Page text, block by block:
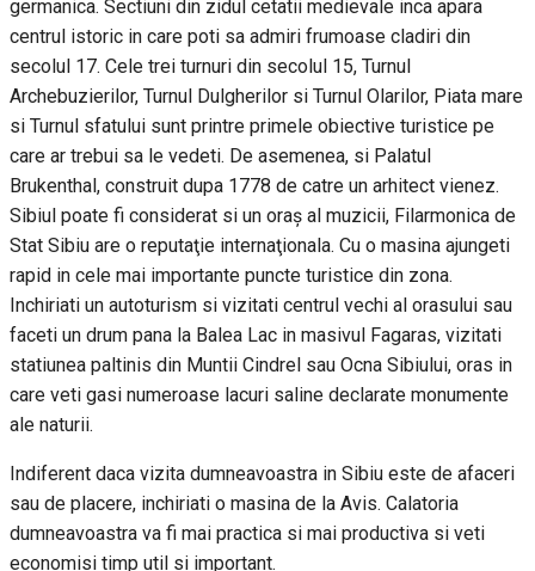
germanica. Sectiuni din zidul cetatii medievale inca apara
centrul istoric in care poti sa admiri frumoase cladiri din
secolul 17. Cele trei turnuri din secolul 15, Turnul
Archebuzierilor, Turnul Dulgherilor si Turnul Olarilor, Piata mare
si Turnul sfatului sunt printre primele obiective turistice pe
care ar trebui sa le vedeti. De asemenea, si Palatul
Brukenthal, construit dupa 1778 de catre un arhitect vienez.
Sibiul poate fi considerat si un oraş al muzicii, Filarmonica de
Stat Sibiu are o reputaţie internaţionala. Cu o masina ajungeti
rapid in cele mai importante puncte turistice din zona.
Inchiriati un autoturism si vizitati centrul vechi al orasului sau
faceti un drum pana la Balea Lac in masivul Fagaras, vizitati
statiunea paltinis din Muntii Cindrel sau Ocna Sibiului, oras in
care veti gasi numeroase lacuri saline declarate monumente
ale naturii.
Indiferent daca vizita dumneavoastra in Sibiu este de afaceri
sau de placere, inchiriati o masina de la Avis. Calatoria
dumneavoastra va fi mai practica si mai productiva si veti
economisi timp util si important.